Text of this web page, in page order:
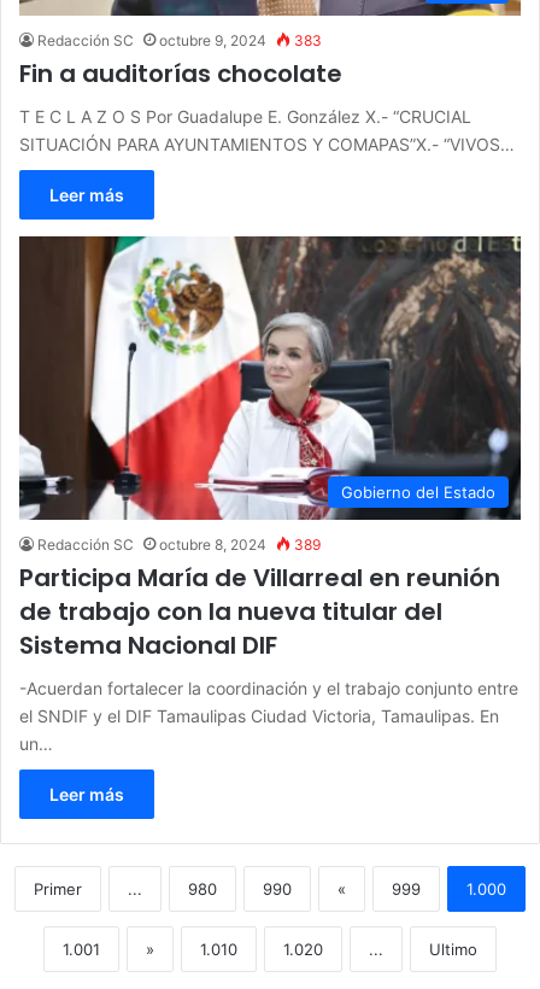
Redacción SC octubre 9, 2024 383
Fin a auditorías chocolate
T E C L A Z O S Por Guadalupe E. González X.- “CRUCIAL
SITUACIÓN PARA AYUNTAMIENTOS Y COMAPAS”X.- “VIVOS…
Leer más
Gobierno del Estado
Redacción SC octubre 8, 2024 389
Participa María de Villarreal en reunión
de trabajo con la nueva titular del
Sistema Nacional DIF
-Acuerdan fortalecer la coordinación y el trabajo conjunto entre
el SNDIF y el DIF Tamaulipas Ciudad Victoria, Tamaulipas. En
un…
Leer más
Primer ... 980 990 « 999 1.000
1.001 » 1.010 1.020 ... Ultimo